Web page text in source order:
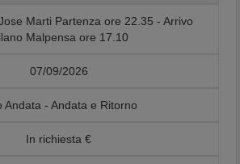
Marti Partenza ore 22.35 - Arrivo
Malpensa ore 17.10
07/09/2026
Andata - Andata e Ritorno
In richiesta €